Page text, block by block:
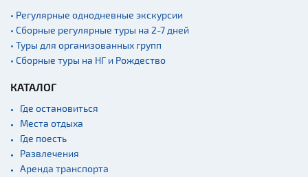
• Регулярные однодневные экскурсии
• Сборные регулярные туры на 2-7 дней
• Туры для организованных групп
• Сборные туры на НГ и Рождество
КАТАЛОГ
Где остановиться
Места отдыха
Где поесть
Развлечения
Аренда транспорта